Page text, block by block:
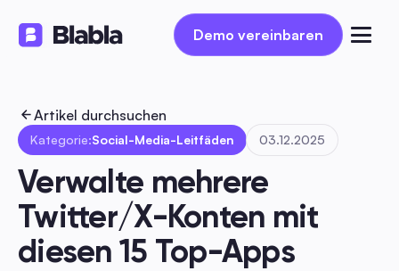
Demo vereinbaren
Demo vereinbaren
Artikel durchsuchen
Kategorie:Social-Media-Leitfäden 03.12.2025
Verwalte mehrere
Twitter/X-Konten mit
diesen 15 Top-Apps